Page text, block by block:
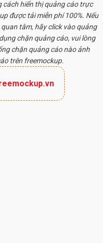
cách hiển thị quảng cáo trực
được tải miễn phí 100%. Nếu
tâm, hãy click vào quảng
chặn quảng cáo, vui lòng
chặn quảng cáo nào ảnh
trên freemockup.